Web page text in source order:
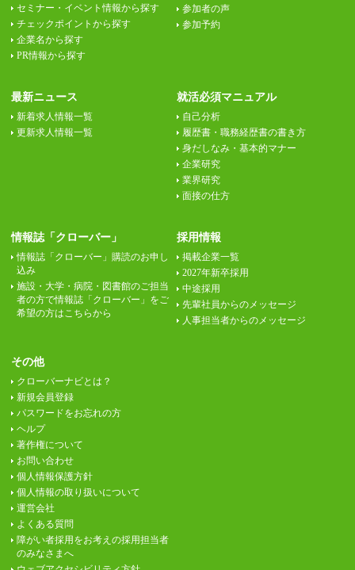
セミナー・イベント情報から探す
チェックポイントから探す
企業名から探す
PR情報から探す
参加者の声
参加予約
最新ニュース
新着求人情報一覧
更新求人情報一覧
就活必須マニュアル
自己分析
履歴書・職務経歴書の書き方
身だしなみ・基本的マナー
企業研究
業界研究
面接の仕方
情報誌「クローバー」
情報誌「クローバー」購読のお申し
込み
施設・大学・病院・図書館のご担当
者の方で情報誌「クローバー」をご
希望の方はこちらから
採用情報
掲載企業一覧
2027年新卒採用
中途採用
先輩社員からのメッセージ
人事担当者からのメッセージ
その他
クローバーナビとは？
新規会員登録
パスワードをお忘れの方
ヘルプ
著作権について
お問い合わせ
個人情報保護方針
個人情報の取り扱いについて
運営会社
よくある質問
障がい者採用をお考えの採用担当者
のみなさまへ